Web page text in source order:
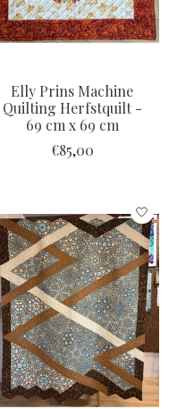
Elly Prins Machine
Quilting Herfstquilt -
69 cm x 69 cm
€85,00